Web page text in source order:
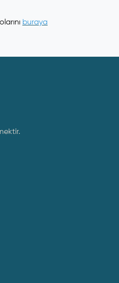
buraya